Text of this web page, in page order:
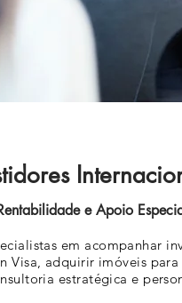
e Apoio
em acompanhar
Visa, adquirir imóveis
estratégica e